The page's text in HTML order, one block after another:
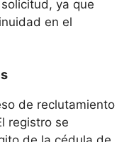
ya que
en el
de reclutamiento
registro se